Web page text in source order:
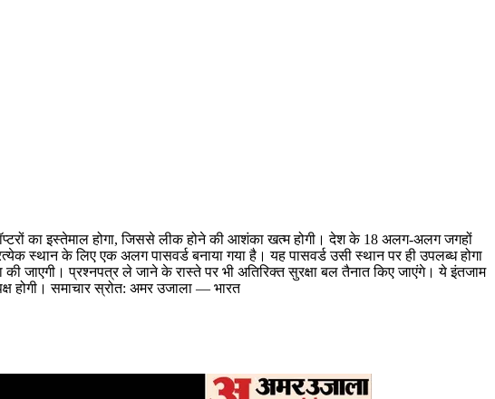
का इस्तेमाल होगा, जिससे लीक होने की आशंका खत्म होगी। देश के 18 अलग-अलग जगहों
स्थान के लिए एक अलग पासवर्ड बनाया गया है। यह पासवर्ड उसी स्थान पर ही उपलब्ध होगा
की जाएगी। प्रश्नपत्र ले जाने के रास्ते पर भी अतिरिक्त सुरक्षा बल तैनात किए जाएंगे। ये इंतजाम
होगी। समाचार स्रोत: अमर उजाला — भारत